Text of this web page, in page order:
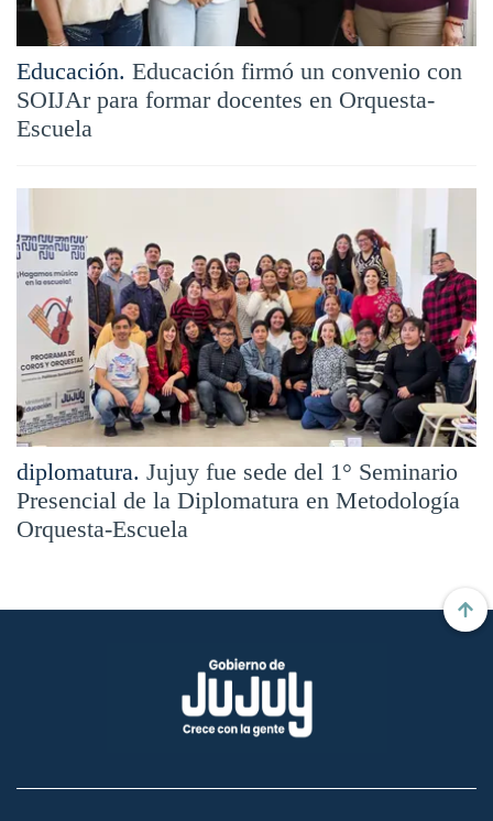
Educación. Educación firmó un convenio con
SOIJAr para formar docentes en Orquesta-
Escuela
diplomatura. Jujuy fue sede del 1° Seminario
Presencial de la Diplomatura en Metodología
Orquesta-Escuela